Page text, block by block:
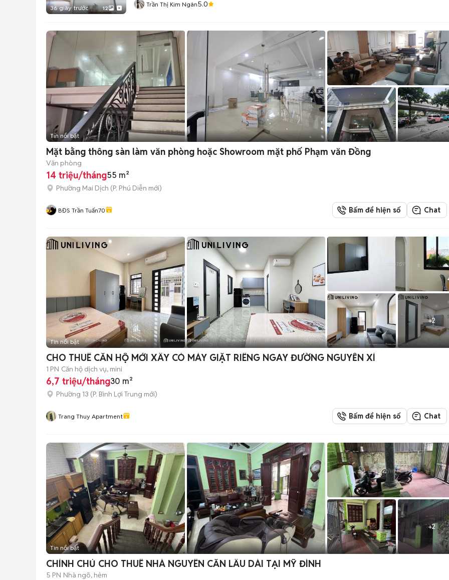
36 giây trước 12 Trần Thị Kim Ngân5.0
Tin nổi bật
Mặt bằng thông sàn làm văn phòng hoặc Showroom mặt phố Phạm văn Đồng
Văn phòng
14 triệu/tháng55 m²
Phường Mai Dịch (P. Phú Diễn mới)
BĐS Trần Tuấn70 Bấm để hiện số Chat
+2
Tin nổi bật
CHO THUÊ CĂN HỘ MỚI XÂY CÓ MÁY GIẶT RIÊNG NGAY ĐƯỜNG NGUYỄN XÍ
1 PN Căn hộ dịch vụ, mini
6,7 triệu/tháng30 m²
Phường 13 (P. Bình Lợi Trung mới)
Trang Thuy Apartment Bấm để hiện số Chat
+2
Tin nổi bật
CHÍNH CHỦ CHO THUÊ NHÀ NGUYÊN CĂN LÂU DÀI TẠI MỸ ĐÌNH
5 PN Nhà ngõ, hẻm